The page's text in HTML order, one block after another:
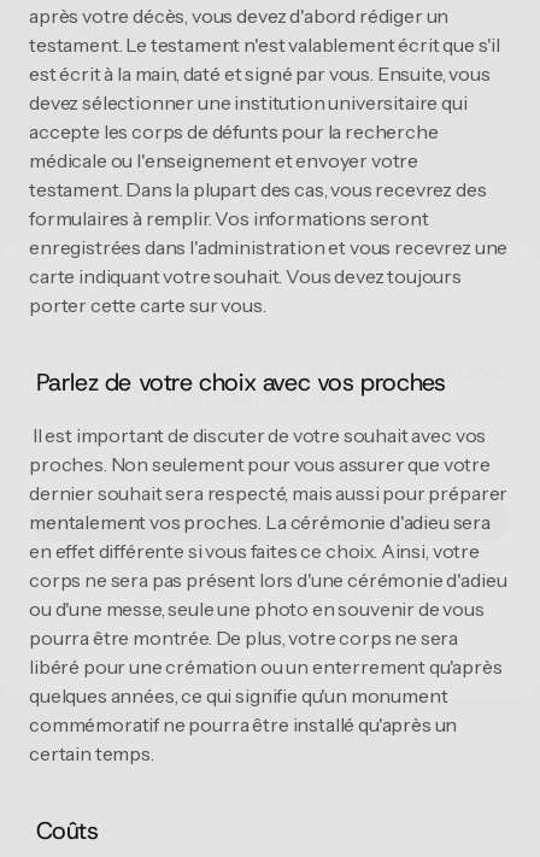
après votre décès, vous devez d'abord rédiger un
testament. Le testament n'est valablement écrit que s'il
est écrit à la main, daté et signé par vous. Ensuite, vous
devez sélectionner une institution universitaire qui
accepte les corps de défunts pour la recherche
médicale ou l'enseignement et envoyer votre
testament. Dans la plupart des cas, vous recevrez des
formulaires à remplir. Vos informations seront
enregistrées dans l'administration et vous recevrez une
carte indiquant votre souhait. Vous devez toujours
porter cette carte sur vous.
Parlez de votre choix avec vos proches
proches. Non seulement pour vous assurer que votre
dernier souhait sera respecté, mais aussi pour préparer
mentalement vos proches. La cérémonie d'adieu sera
en effet différente si vous faites ce choix. Ainsi, votre
corps ne sera pas présent lors d'une cérémonie d'adieu
ou d'une messe, seule une photo en souvenir de vous
pourra être montrée. De plus, votre corps ne sera
libéré pour une crémation ou un enterrement qu'après
quelques années, ce qui signifie qu'un monument
commémoratif ne pourra être installé qu'après un
certain temps.
Coûts
Email
Aanmelden